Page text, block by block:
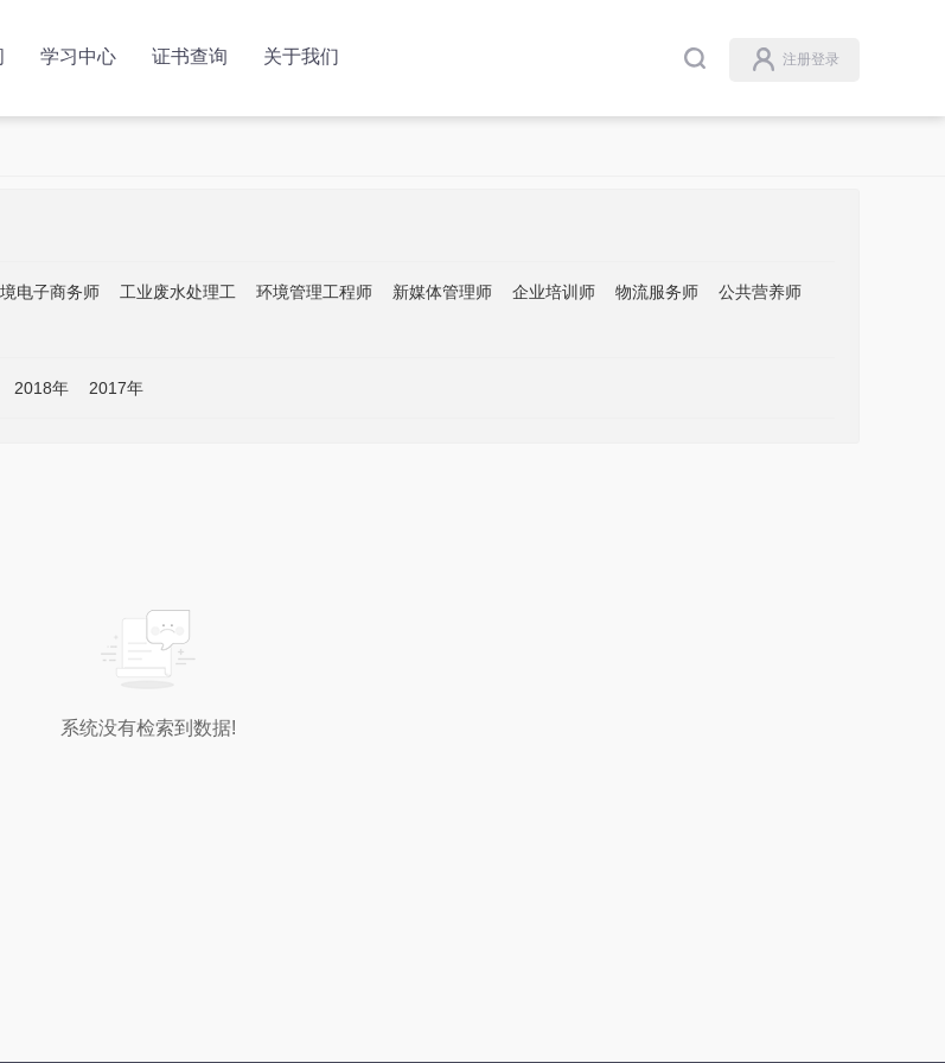
学习中心 证书查询 关于我们 注册登录
电子商务师 工业废水处理工 环境管理工程师 新媒体管理师 企业培训师 物流服务师
公共营养师
2018年 2017年
系统没有检索到数据!